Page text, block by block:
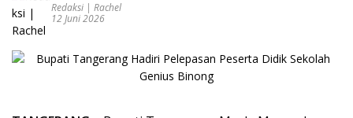
Redaksi | Rachel
12 Juni 2026